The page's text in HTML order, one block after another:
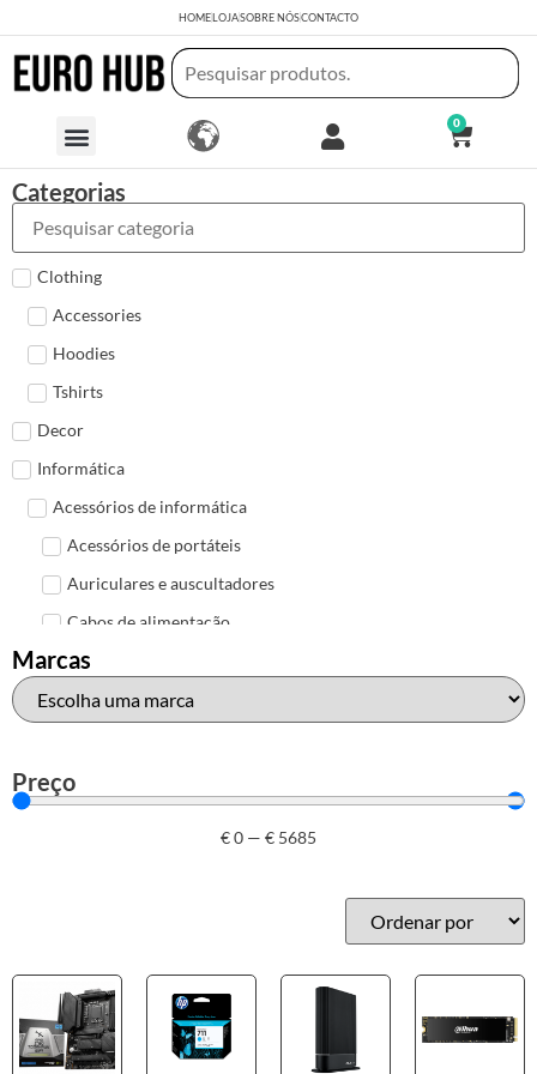
HOMELOJASOBRE NÓSCONTACTO
0
Categorias
Clothing
Accessories
Hoodies
Tshirts
Decor
Informática
Acessórios de informática
Acessórios de portáteis
Auriculares e auscultadores
Cabos de alimentação
Colunas de Som
Hubs
Mais acessórios USB
HP
Outros acessórios de informática
Marcas
Preço
€0 — € 5685